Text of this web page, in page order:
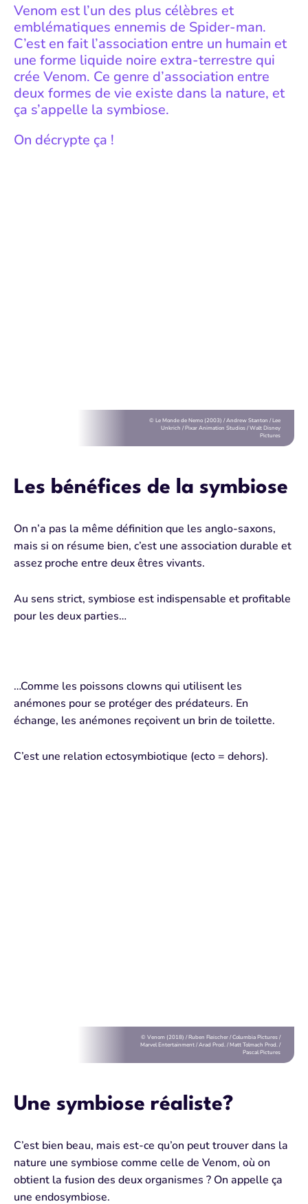
Venom est l’un des plus célèbres et
emblématiques ennemis de Spider-man.
C’est en fait l’association entre un humain et
une forme liquide noire extra-terrestre qui
crée Venom. Ce genre d’association entre
deux formes de vie existe dans la nature, et
ça s’appelle la symbiose.
On décrypte ça !
© Le Monde de Nemo (2003) / Andrew Stanton / Lee
Unkrich / Pixar Animation Studios / Walt Disney
Pictures
Les bénéfices de la symbiose
On n’a pas la même définition que les anglo-saxons,
mais si on résume bien, c’est une association durable et
assez proche entre deux êtres vivants.
Au sens strict, symbiose est indispensable et profitable
pour les deux parties…
…Comme les poissons clowns qui utilisent les
anémones pour se protéger des prédateurs. En
échange, les anémones reçoivent un brin de toilette.
C’est une relation ectosymbiotique (ecto = dehors).
© Venom (2018) / Ruben Fleischer / Columbia Pictures /
Marvel Entertainment / Arad Prod. / Matt Tolmach Prod. /
Pascal Pictures
Une symbiose réaliste?
C’est bien beau, mais est-ce qu’on peut trouver dans la
nature une symbiose comme celle de Venom, où on
obtient la fusion des deux organismes ? On appelle ça
une endosymbiose.